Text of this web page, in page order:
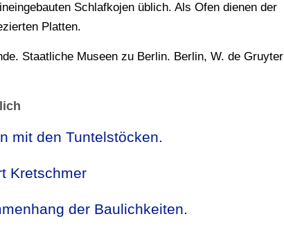
Schlafkojen üblich. Als Ofen dienen der
Platten.
Staatliche Museen zu Berlin. Berlin, W. de Gruyter
mit den Tuntelstöcken.
Kretschmer
der Baulichkeiten.